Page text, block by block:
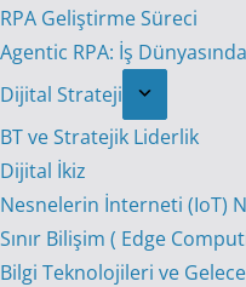
RPA Geliştirme Süreci
Agentic RPA: İş
Dijital Strateji
BT ve Stratejik Liderlik
Dijital İkiz
Nesnelerin İnterneti (IoT)
Sınır Bilişim ( Edge
Bilgi Teknolojileri ve